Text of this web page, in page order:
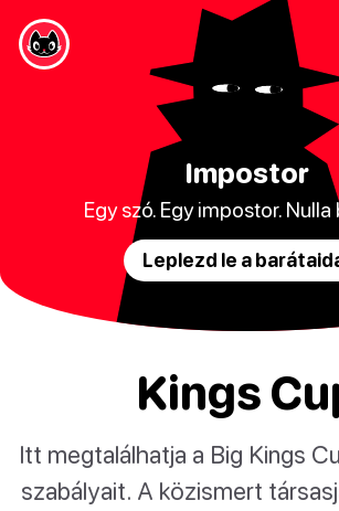
Impostor
Egy szó. Egy impostor. Nulla
Leplezd le a
Kings
Itt megtalálhatja a Big Kings
szabályait. A közismert